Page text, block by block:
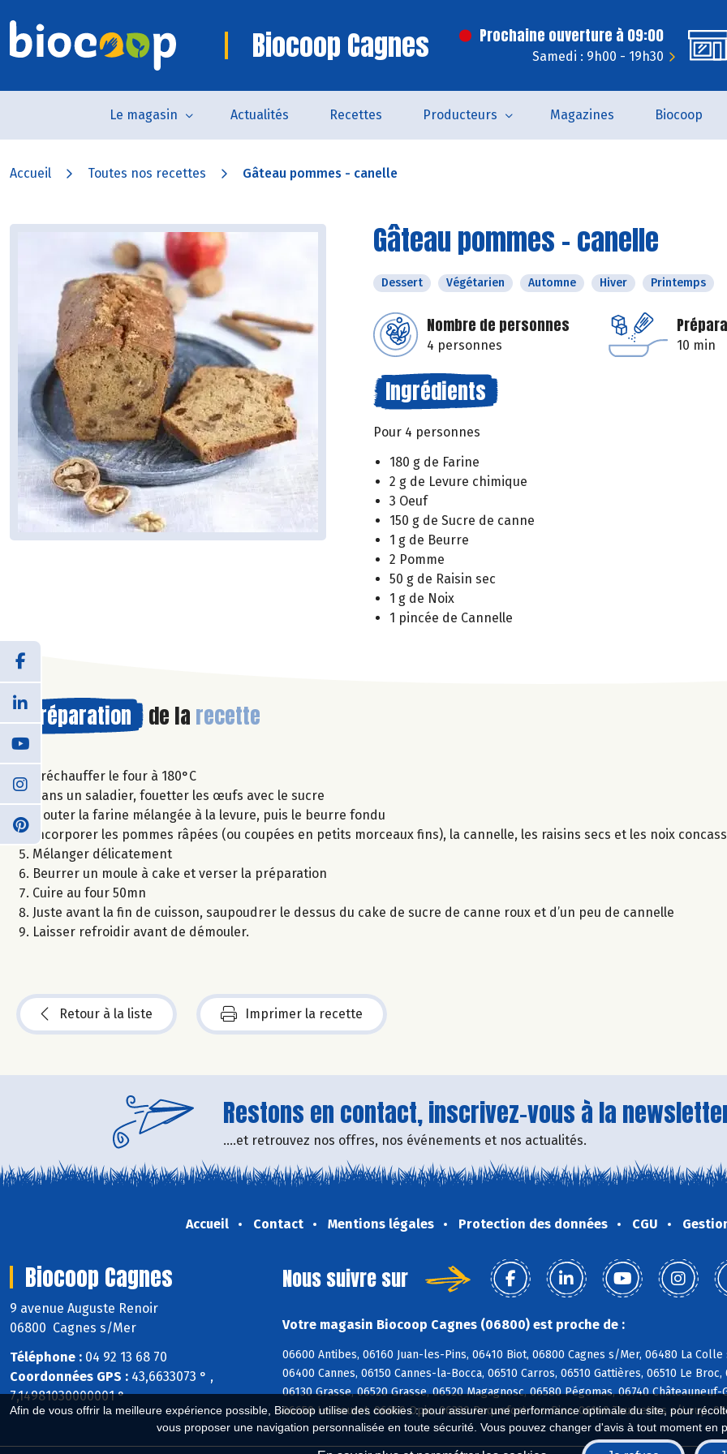
Afin de vous offrir la meilleure expérience possible, Biocoop utilise des cookies : pour assurer une performance optimale du site, pour
vous proposer une navigation personnalisée en toute sécurité. Vous pouvez changer d'avis à tout moment en
Biocoop Cagnes Prochaine ouverture à 09:00
Samedi : 9h00 - 19h30
Le magasin Actualités Recettes Producteurs Magazines Biocoop
Accueil Toutes nos recettes Gâteau pommes - canelle
Gâteau pommes - canelle
Dessert Végétarien Automne Hiver Printemps
Nombre de personnes
4 personnes 10 min
Ingrédients
Pour 4 personnes
180 g de Farine
2 g de Levure chimique
3 Oeuf
150 g de Sucre de canne
1 g de Beurre
2 Pomme
50 g de Raisin sec
1 g de Noix
1 pincée de Cannelle
Préparation de la recette
Préchauffer le four à 180°C
Dans un saladier, fouetter les œufs avec le sucre
Ajouter la farine mélangée à la levure, puis le beurre fondu
Incorporer les pommes râpées (ou coupées en petits morceaux fins), la cannelle, les raisins secs et les noix
Mélanger délicatement
Beurrer un moule à cake et verser la préparation
Cuire au four 50mn
Juste avant la fin de cuisson, saupoudrer le dessus du cake de sucre de canne roux et d’un peu de cannelle
Laisser refroidir avant de démouler.
Retour à la liste Imprimer la recette
Restons en contact, inscrivez-vous à la
....et retrouvez nos offres, nos événements et nos actualités.
Accueil Contact Mentions légales Protection des données CGU
Biocoop Cagnes
9 avenue Auguste Renoir
06800 Cagnes s/Mer
Téléphone : 04 92 13 68 70
Coordonnées GPS : 43,6633073 ° ,
7,14981030000001 °
Nous suivre sur
Votre magasin Biocoop Cagnes (06800) est proche de :
06600 Antibes, 06160 Juan-les-Pins, 06410 Biot, 06800 Cagnes s/Mer, 06480 La
06400 Cannes, 06150 Cannes-la-Bocca, 06510 Carros, 06510 Gattières, 06510 Le
06130 Grasse, 06520 Grasse, 06520 Magagnosc, 06580 Pégomas, 06740
06650 Le Rouret, 06650 Opio, 06330 Roquefort-les-Pins, 06140 Tourrettes s/Loup,